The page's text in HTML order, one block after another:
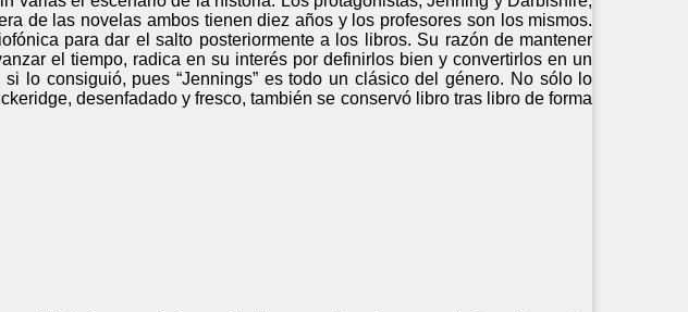
de las novelas ambos tienen diez años y los profesores son los mismos.
para dar el salto posteriormente a los libros. Su razón de mantener
el tiempo, radica en su interés por definirlos bien y convertirlos en un
lo consiguió, pues “Jennings” es todo un clásico del género. No sólo lo
desenfadado y fresco, también se conservó libro tras libro de forma